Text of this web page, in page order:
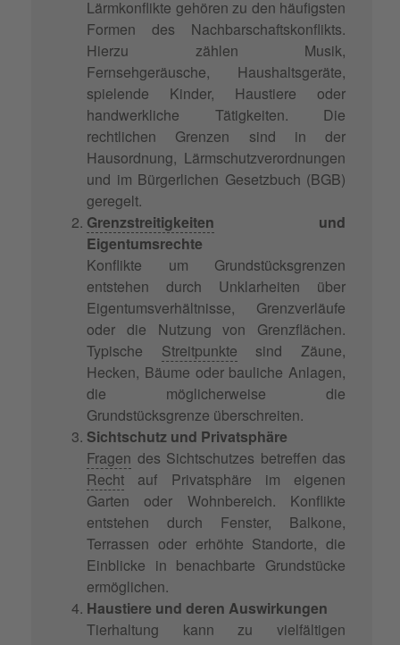
Lärmkonflikte gehören zu den häufigsten
Formen des Nachbarschaftskonflikts.
Hierzu zählen Musik,
Fernsehgeräusche, Haushaltsgeräte,
spielende Kinder, Haustiere oder
handwerkliche Tätigkeiten. Die
rechtlichen Grenzen sind in der
Hausordnung, Lärmschutzverordnungen
und im Bürgerlichen Gesetzbuch (BGB)
geregelt.
Grenzstreitigkeiten und
Eigentumsrechte
Konflikte um Grundstücksgrenzen
entstehen durch Unklarheiten über
Eigentumsverhältnisse, Grenzverläufe
oder die Nutzung von Grenzflächen.
Typische Streitpunkte sind Zäune,
Hecken, Bäume oder bauliche Anlagen,
die möglicherweise die
Grundstücksgrenze überschreiten.
Sichtschutz und Privatsphäre
Fragen des Sichtschutzes betreffen das
Recht auf Privatsphäre im eigenen
Garten oder Wohnbereich. Konflikte
entstehen durch Fenster, Balkone,
Terrassen oder erhöhte Standorte, die
Einblicke in benachbarte Grundstücke
ermöglichen.
Haustiere und deren Auswirkungen
Tierhaltung kann zu vielfältigen